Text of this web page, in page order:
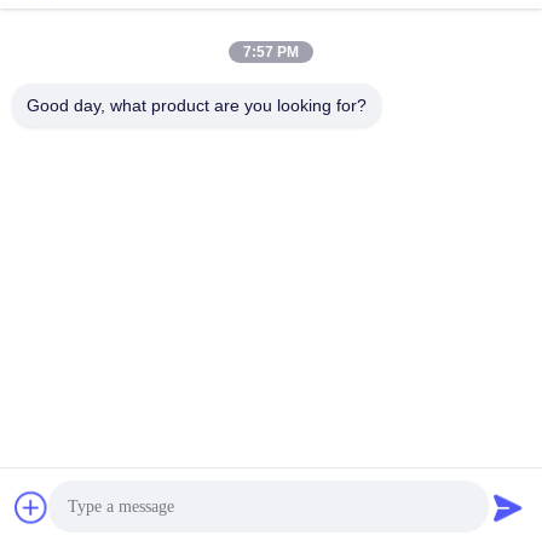
紫外線Lamp
最もよい価格を得なさ
最もよい価格を得なさ
uvledsmd.com . 複製権所有。
7:57 PM
Good day, what product are you looking for?